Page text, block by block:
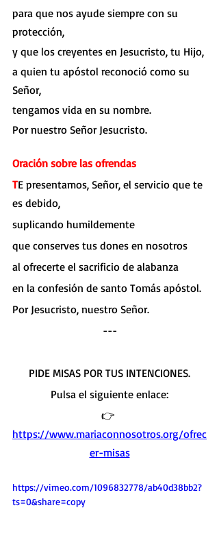
para que nos ayude siempre con su
protección,
y que los creyentes en Jesucristo, tu Hijo,
a quien tu apóstol reconoció como su
Señor,
tengamos vida en su nombre.
Por nuestro Señor Jesucristo.
Oración sobre las ofrendas
TE presentamos, Señor, el servicio que te
es debido,
suplicando humildemente
que conserves tus dones en nosotros
al ofrecerte el sacrificio de alabanza
en la confesión de santo Tomás apóstol.
Por Jesucristo, nuestro Señor.
---
PIDE MISAS POR TUS INTENCIONES.
Pulsa el siguiente enlace:
👉
https://www.mariaconnosotros.org/ofrec
er-misas
https://vimeo.com/1096832778/ab40d38bb2?
ts=0&share=copy